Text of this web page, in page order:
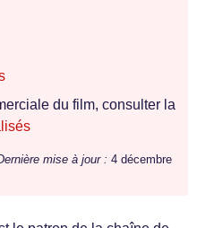
du film, consulter la
mise à jour : 4 décembre